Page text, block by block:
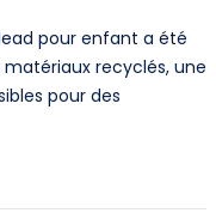
pour enfant a été
recyclés, une
pour des